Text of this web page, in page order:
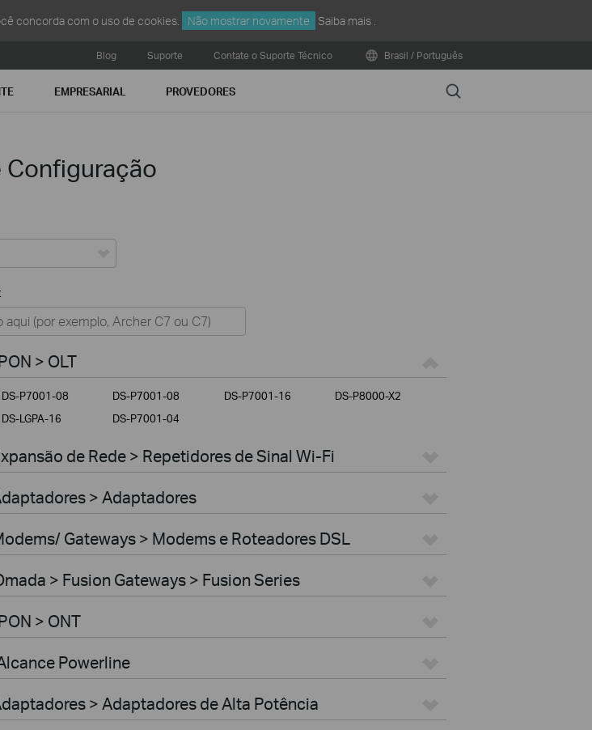
concorda com o uso de cookies. Não mostrar novamente Saiba mais
Blog Suporte Contate o Suporte Técnico Brasil / Português
EMPRESARIAL PROVEDORES Search
> OLT
DS-P7001-08 DS-P7001-08 DS-P7001-16
DS-P8000-X2
DS-LGPA-16 DS-P7001-04
de Rede > Repetidores de Sinal Wi-Fi
> Adaptadores
Gateways > Modems e Roteadores DSL
> Fusion Gateways > Fusion Series
> ONT
Powerline
> Adaptadores de Alta Potência